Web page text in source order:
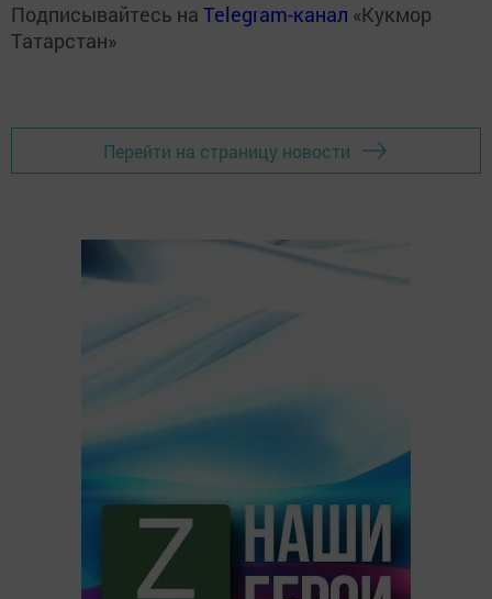
Подписывайтесь на Telegram-канал «Кукмор
Татарстан»
Перейти на страницу новости